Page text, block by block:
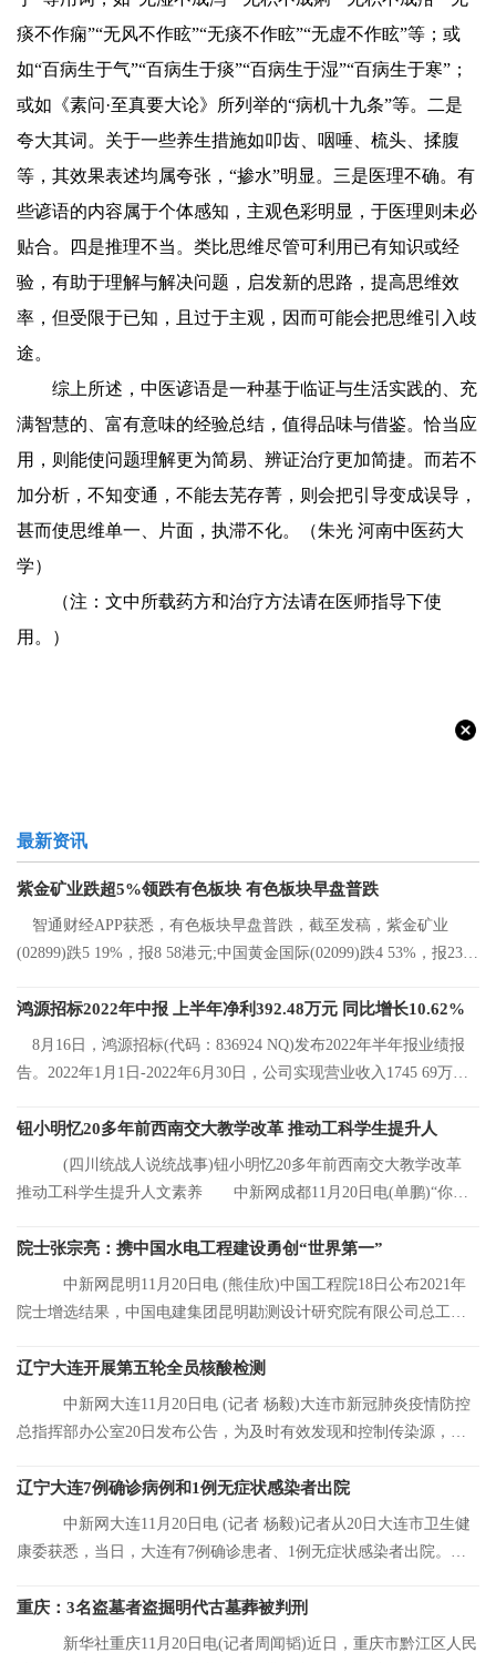
痰不作痫”“无风不作眩”“无痰不作眩”“无虚不作眩”等；或
如“百病生于气”“百病生于痰”“百病生于湿”“百病生于寒”；
或如《素问·至真要大论》所列举的“病机十九条”等。二是
夸大其词。关于一些养生措施如叩齿、咽唾、梳头、揉腹
等，其效果表述均属夸张，“掺水”明显。三是医理不确。有
些谚语的内容属于个体感知，主观色彩明显，于医理则未必
贴合。四是推理不当。类比思维尽管可利用已有知识或经
验，有助于理解与解决问题，启发新的思路，提高思维效
率，但受限于已知，且过于主观，因而可能会把思维引入歧
途。
综上所述，中医谚语是一种基于临证与生活实践的、充
满智慧的、富有意味的经验总结，值得品味与借鉴。恰当应
用，则能使问题理解更为简易、辨证治疗更加简捷。而若不
加分析，不知变通，不能去芜存菁，则会把引导变成误导，
甚而使思维单一、片面，执滞不化。（朱光 河南中医药大
学）
（注：文中所载药方和治疗方法请在医师指导下使
用。）
最新资讯
紫金矿业跌超5%领跌有色板块 有色板块早盘普跌
智通财经APP获悉，有色板块早盘普跌，截至发稿，紫金矿业
(02899)跌5 19%，报8 58港元;中国黄金国际(02099)跌4 53%，报23 2
鸿源招标2022年中报 上半年净利392.48万元 同比增长10.62%
8月16日，鸿源招标(代码：836924 NQ)发布2022年半年报业绩报
告。2022年1月1日-2022年6月30日，公司实现营业收入1745 69万
钮小明忆20多年前西南交大教学改革 推动工科学生提升人
(四川统战人说统战事)钮小明忆20多年前西南交大教学改革
推动工科学生提升人文素养 中新网成都11月20日电(单鹏)“你们
院士张宗亮：携中国水电工程建设勇创“世界第一”
中新网昆明11月20日电 (熊佳欣)中国工程院18日公布2021年
院士增选结果，中国电建集团昆明勘测设计研究院有限公司总工程
辽宁大连开展第五轮全员核酸检测
中新网大连11月20日电 (记者 杨毅)大连市新冠肺炎疫情防控
总指挥部办公室20日发布公告，为及时有效发现和控制传染源，结
辽宁大连7例确诊病例和1例无症状感染者出院
中新网大连11月20日电 (记者 杨毅)记者从20日大连市卫生健
康委获悉，当日，大连有7例确诊患者、1例无症状感染者出院。目
重庆：3名盗墓者盗掘明代古墓葬被判刑
新华社重庆11月20日电(记者周闻韬)近日，重庆市黔江区人民